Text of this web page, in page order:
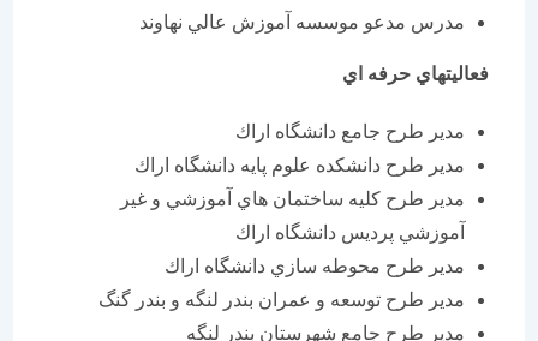
مدرس مدعو موسسه آموزش عالي نهاوند
فعاليتهاي حرفه اي
مدير طرح جامع دانشگاه اراك
مدير طرح دانشكده علوم پايه دانشگاه اراك
مدير طرح كليه ساختمان هاي آموزشي و غير
آموزشي پرديس دانشگاه اراك
مدير طرح محوطه سازي دانشگاه اراك
مدير طرح توسعه و عمران بندر لنگه و بندر گنگ
مدير طرح جامع شهرستان بندر لنگه